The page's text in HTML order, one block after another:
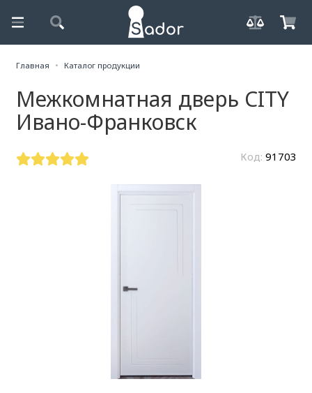
Главная Каталог продукции
Межкомнатная дверь CITY
Ивано-Франковск
Код: 91703